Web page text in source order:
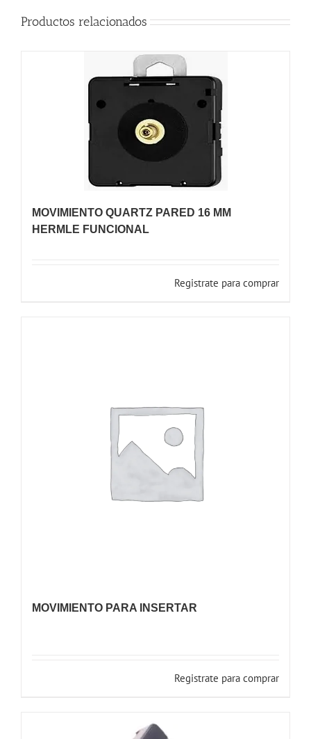
Productos relacionados
MOVIMIENTO QUARTZ PARED 16 MM
HERMLE FUNCIONAL
Registrate para comprar
MOVIMIENTO PARA INSERTAR
Registrate para comprar